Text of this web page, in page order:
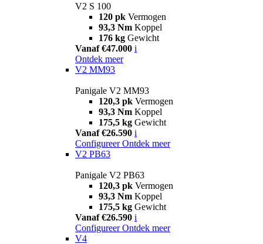
V2 S 100
120 pk Vermogen
93,3 Nm Koppel
176 kg Gewicht
Vanaf €47.000 i
Ontdek meer
V2 MM93
Panigale V2 MM93
120,3 pk Vermogen
93,3 Nm Koppel
175,5 kg Gewicht
Vanaf €26.590 i
Configureer Ontdek meer
V2 PB63
Panigale V2 PB63
120,3 pk Vermogen
93,3 Nm Koppel
175,5 kg Gewicht
Vanaf €26.590 i
Configureer Ontdek meer
V4